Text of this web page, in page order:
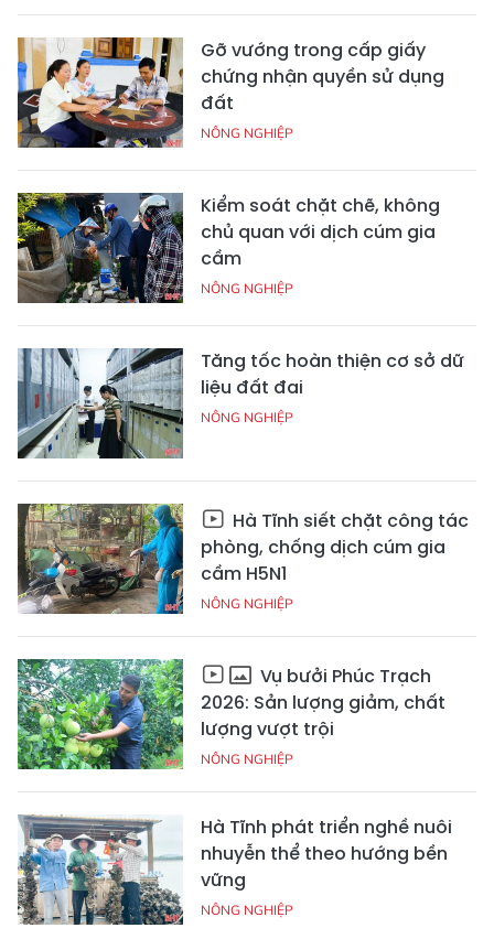
Gỡ vướng trong cấp giấy
chứng nhận quyền sử dụng
đất
NÔNG NGHIỆP
Kiểm soát chặt chẽ, không
chủ quan với dịch cúm gia
cầm
NÔNG NGHIỆP
Tăng tốc hoàn thiện cơ sở dữ
liệu đất đai
NÔNG NGHIỆP
Hà Tĩnh siết chặt công tác
phòng, chống dịch cúm gia
cầm H5N1
NÔNG NGHIỆP
Vụ bưởi Phúc Trạch
2026: Sản lượng giảm, chất
lượng vượt trội
NÔNG NGHIỆP
Hà Tĩnh phát triển nghề nuôi
nhuyễn thể theo hướng bền
vững
NÔNG NGHIỆP